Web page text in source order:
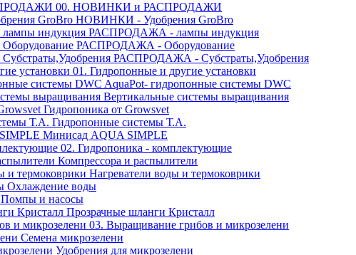
00. НОВИНКИ и РАСПРОДАЖИ
НОВИНКИ - Удобрения GroBro
РАСПРОДАЖА - лампы индукция
РАСПРОДАЖА - Оборудование
РАСПРОДАЖА - Субстраты,Удобрения
01. Гидропонные и другие установки
AquaPot- гидропонные системы DWC
Вертикальные системы выращивания
Гидропоника от Growsvet
Гидропонные системы Т.A.
Минисад AQUA SIMPLE
02. Гидропоника - комплектующие
Компрессора и распылители
Нагреватели воды и термоковрики
Охлаждение воды
Помпы и насосы
Прозрачные шланги Кристалл
03. Выращивание грибов и микрозелени
Семена микрозелени
Удобрения для микрозелени